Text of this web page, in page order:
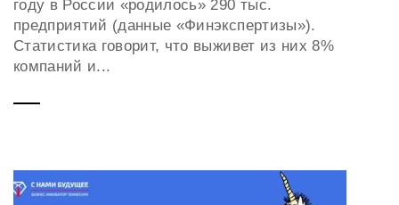
году в России «родилось» 290 тыс.
предприятий (данные «Финэкспертизы»).
Статистика говорит, что выживет из них 8%
компаний и...